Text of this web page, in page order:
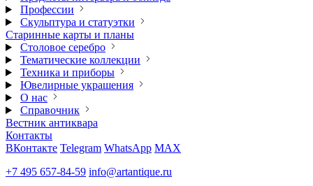
Профессии
Скульптура и статуэтки
Старинные карты и планы
Столовое серебро
Тематические коллекции
Техника и приборы
Ювелирные украшения
О нас
Справочник
Вестник антиквара
Контакты
ВКонтакте Telegram WhatsApp MAX
+7 495 657-84-59 info@artantique.ru